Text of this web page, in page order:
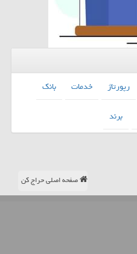
رپورتاژ خدمات
بانك
برند
صفحه اصلی حراج کن